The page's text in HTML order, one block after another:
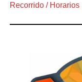
Recorrido / Horarios